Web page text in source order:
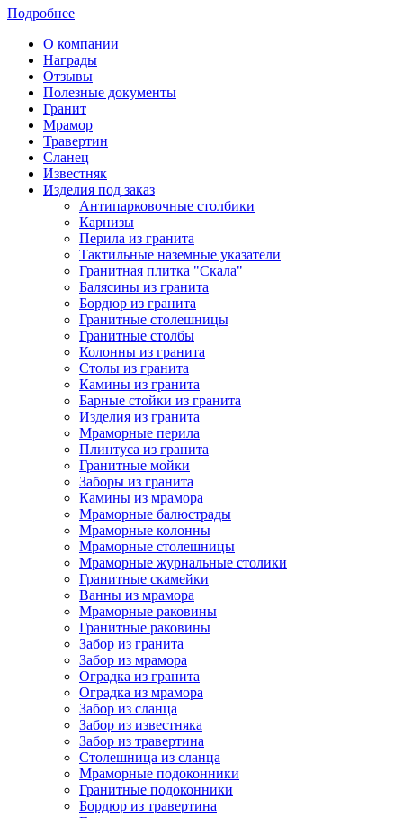
Подробнее
О компании
Награды
Отзывы
Полезные документы
Гранит
Мрамор
Травертин
Сланец
Известняк
Изделия под заказ
Антипарковочные столбики
Карнизы
Перила из гранита
Тактильные наземные указатели
Гранитная плитка "Скала"
Балясины из гранита
Бордюр из гранита
Гранитные столешницы
Гранитные столбы
Колонны из гранита
Столы из гранита
Камины из гранита
Барные стойки из гранита
Изделия из гранита
Мраморные перила
Плинтуса из гранита
Гранитные мойки
Заборы из гранита
Камины из мрамора
Мраморные балюстрады
Мраморные колонны
Мраморные столешницы
Мраморные журнальные столики
Гранитные скамейки
Ванны из мрамора
Мраморные раковины
Гранитные раковины
Забор из гранита
Забор из мрамора
Оградка из гранита
Оградка из мрамора
Забор из сланца
Забор из известняка
Забор из травертина
Столешница из сланца
Мраморные подоконники
Гранитные подоконники
Бордюр из травертина